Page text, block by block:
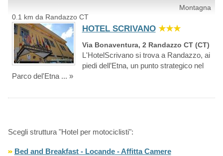
Montagna
0.1 km da Randazzo CT
HOTEL SCRIVANO ★★★
Via Bonaventura, 2 Randazzo CT (CT)
L'HotelScrivano si trova a Randazzo, ai
piedi dell’Etna, un punto strategico nel
Parco del'Etna ... »
Scegli struttura "Hotel per motociclisti":
Bed and Breakfast - Locande - Affitta Camere